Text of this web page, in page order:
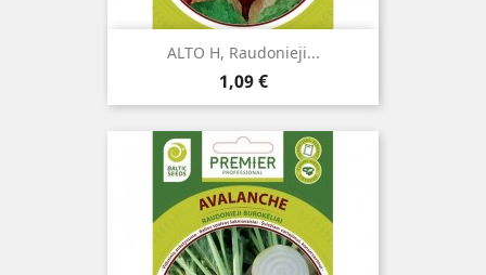
ALTO H, Raudonieji...
Kaina
1,09 €